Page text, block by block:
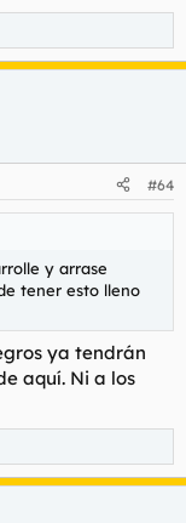
#64
y arrase
tener esto lleno
ya tendrán
aquí. Ni a los